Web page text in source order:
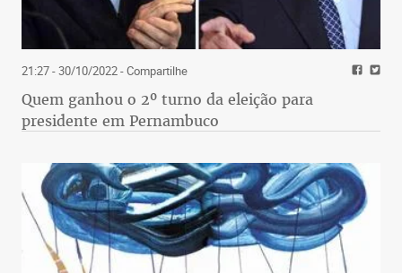
21:27 - 30/10/2022- Compartilhe
Quem ganhou o 2º turno da eleição para
presidente em Pernambuco